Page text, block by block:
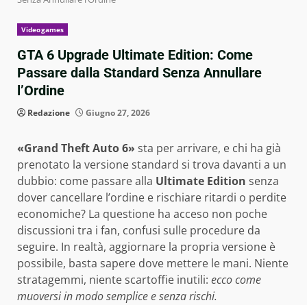
Videogames
GTA 6 Upgrade Ultimate Edition: Come
Passare dalla Standard Senza Annullare
l’Ordine
Redazione Giugno 27, 2026
«Grand Theft Auto 6» sta per arrivare, e chi ha già
prenotato la versione standard si trova davanti a un
dubbio: come passare alla Ultimate Edition senza
dover cancellare l’ordine e rischiare ritardi o perdite
economiche? La questione ha acceso non poche
discussioni tra i fan, confusi sulle procedure da
seguire. In realtà, aggiornare la propria versione è
possibile, basta sapere dove mettere le mani. Niente
stratagemmi, niente scartoffie inutili: ecco come
muoversi in modo semplice e senza rischi.